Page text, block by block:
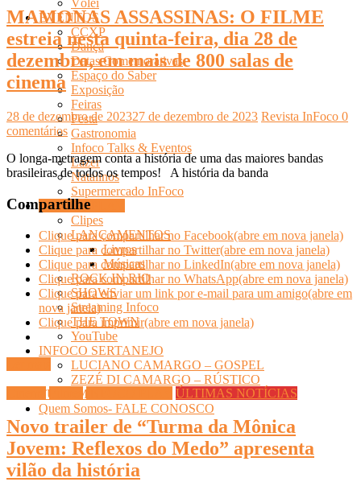
Vôlei
EVENTOS
CCXP
Dança
Datas Comemorativas
Espaço do Saber
Exposição
Feiras
Festa
Gastronomia
Infoco Talks & Eventos
Lazer
Natalinos
Supermercado InFoco
INFOCO PLAY
Clipes
LANÇAMENTOS
Livros
Músicas
ROCK IN RIO
SHOWS
Streaming Infoco
THE TOWN
YouTube
INFOCO SERTANEJO
LUCIANO CAMARGO – GOSPEL
ZEZÉ DI CAMARGO – RÚSTICO
TURISMO
Quem Somos- FALE CONOSCO
MAMONAS ASSASSINAS: O FILME
estreia nesta quinta-feira, dia 28 de
dezembro, em mais de 800 salas de
cinema
28 de dezembro de 202327 de dezembro de 2023 Revista InFoco 0
comentários
O longa-metragem conta a história de uma das maiores bandas
brasileiras de todos os tempos! A história da banda
Compartilhe
Clique para compartilhar no Facebook(abre em nova janela)
Clique para compartilhar no Twitter(abre em nova janela)
Clique para compartilhar no LinkedIn(abre em nova janela)
Clique para compartilhar no WhatsApp(abre em nova janela)
Clique para enviar um link por e-mail para um amigo(abre em
nova janela)
Clique para imprimir(abre em nova janela)
ÚLTIMAS NOTÍCIAS
Novo trailer de “Turma da Mônica
Jovem: Reflexos do Medo” apresenta
vilão da história